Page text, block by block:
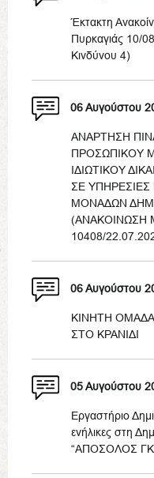
Έκτακτη
Πυρκαγιάς 10/
Κινδύνου 4)
06 Αυγούστου
ΑΝΑΡΤΗΣΗ
ΠΡΟΣΩΠΙΚΟΥ
ΙΔΙΩΤΙΚΟΥ
ΣΕ
ΜΟΝΑΔΩΝ
(ΑΝΑΚΟΙΝΩΣΗ
10408/
06 Αυγούστου
ΚΙΝΗΤΗ
ΣΤΟ ΚΡΑΝΙΔΙ
05 Αυγούστου
Εργαστήριο
ενήλικες στη
“ΑΠΟΣΟΛΟΣ